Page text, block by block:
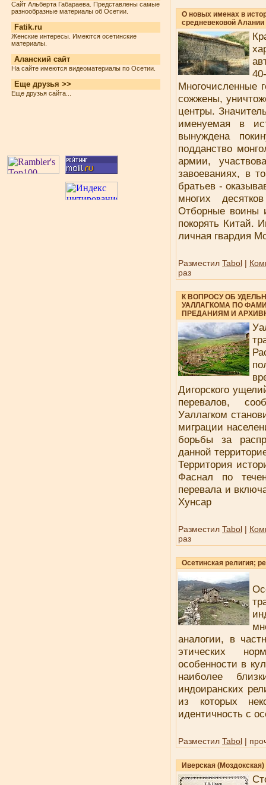
Сайт Альберта Габараева. Представлены самые
разнообразные материалы об Осетии.
Fatik.ru
Женские интересы. Имеются осетинские
материалы.
Аланский сайт
На сайте имеются видеоматериалы по Осетии.
Еще друзья >>
Еще друзья сайта...
О новых именах в
средневековой Алании
Многочисленные
сожжены,
центры.
именуемая в
вынуждена
подданство
армии,
завоеваниях, в
братьев -
многих
Отборные воины
покорять Китай.
личная гвардия
Разместил Tabol |
раз
К ВОПРОСУ ОБ
УАЛЛАГКОМА ПО
ПРЕДАНИЯМ И
Дигорского
перевалов,
Уаллагком
миграции
борьбы за
данной
Территория
Фаснал по
перевала и
Хунсар
Разместил Tabol |
раз
Осетинская религия;
аналогии, в
этических
особенности в
наиболее
индоиранских
из которых
идентичность с
Разместил Tabol |
Иверская